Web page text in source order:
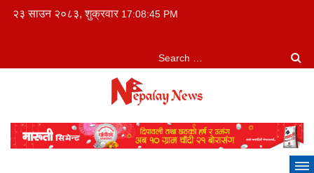
२३ साउन २०८३, शुक्रवार 17:08:46 PM